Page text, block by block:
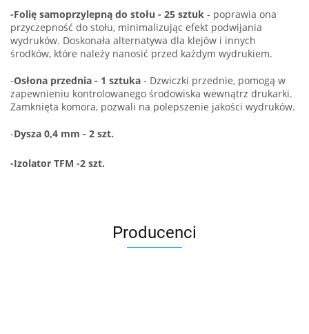
-Folię samoprzylepną do stołu - 25 sztuk - poprawia ona
przyczepność do stołu, minimalizując efekt podwijania
wydruków. Doskonała alternatywa dla klejów i innych
środków, które należy nanosić przed każdym wydrukiem.
-Osłona przednia - 1 sztuka - Dzwiczki przednie, pomogą w
zapewnieniu kontrolowanego środowiska wewnątrz drukarki.
Zamknięta komora, pozwali na polepszenie jakości wydruków.
-Dysza 0,4 mm - 2 szt.
-Izolator TFM -2 szt.
Producenci